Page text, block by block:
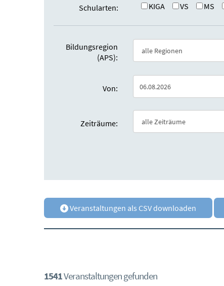
Schularten: KIGA VS MS
Bildungsregion
(APS):
Von:
Zeiträume:
Veranstaltungen als CSV downloaden
1541Veranstaltungen gefunden